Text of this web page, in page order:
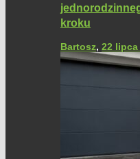
kroku
Bartosz, 22 lipca